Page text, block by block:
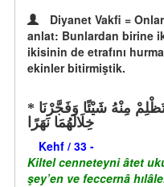
Diyanet Vakfi =
anlat: Bunlardan birine
ikisinin de etrafını
ekinler bitirmiştik.
خِلَالَهُمَا نَهَرًا
Kehf / 33 -
Kiltel cenneteyni âtet
şey’en ve feccernâ